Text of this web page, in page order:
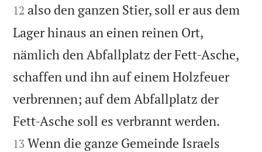
12 also den ganzen Stier, soll er aus dem
Lager hinaus an einen reinen Ort,
nämlich den Abfallplatz der Fett-Asche,
schaffen und ihn auf einem Holzfeuer
verbrennen; auf dem Abfallplatz der
Fett-Asche soll es verbrannt werden.
13 Wenn die ganze Gemeinde Israels